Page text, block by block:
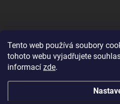
Tento web používá soubory
tohoto webu vyjadřujete
informací zde.
Pro objednávky z Velké
PŘIJÍMÁME TYTO